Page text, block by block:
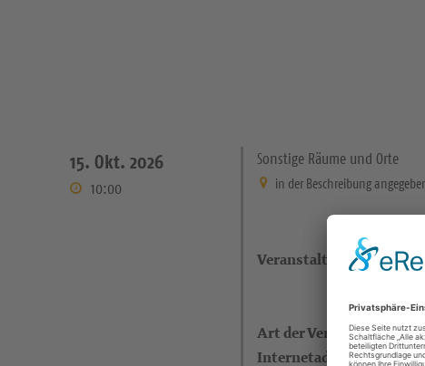
15. Okt. 2026
10:00
Sonstige Räume und Orte
in der Beschreibung
Veranstaltungsort
Art der Veranstaltung
Internetadresse